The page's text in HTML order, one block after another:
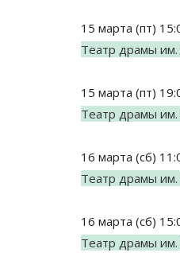
15 марта (пт)
Театр драмы им.
15 марта (пт)
Театр драмы им.
16 марта (сб)
Театр драмы им.
16 марта (сб)
Театр драмы им.